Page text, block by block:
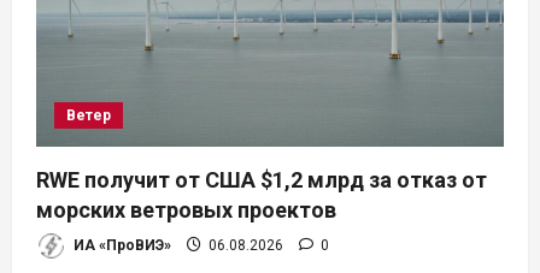
з
п
и
с
Ветер
RWE получит от США $1,2 млрд за отказ от
морских ветровых проектов
ИА «ПроВИЭ» 06.08.2026 0